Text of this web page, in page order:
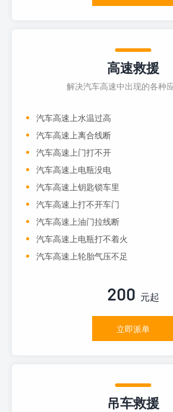
高速救援
解决汽车高速中出现的各种
汽车高速上水温过高
汽车高速上离合线断
汽车高速上门打不开
汽车高速上电瓶没电
汽车高速上钥匙锁车里
汽车高速上打不开车门
汽车高速上油门拉线断
汽车高速上电瓶打不着火
汽车高速上轮胎气压不足
200 元起
立即派单
吊车救援